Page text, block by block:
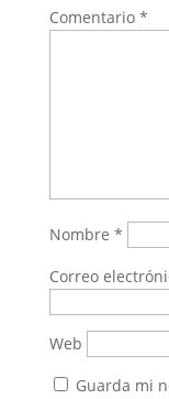
Comentario *
Nombre *
Correo
Web
Guarda mi